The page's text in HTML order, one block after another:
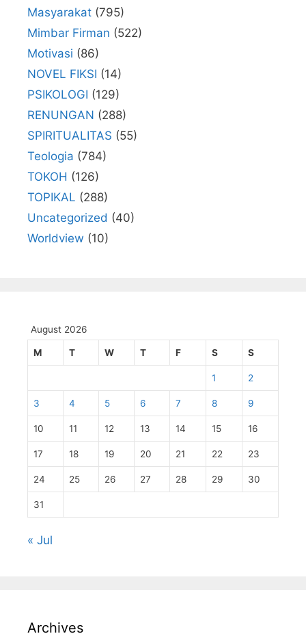
Masyarakat (795)
Mimbar Firman (522)
Motivasi (86)
NOVEL FIKSI (14)
PSIKOLOGI (129)
RENUNGAN (288)
SPIRITUALITAS (55)
Teologia (784)
TOKOH (126)
TOPIKAL (288)
Uncategorized (40)
Worldview (10)
August 2026
M T W T F S S
1 2
3 4 5 6 7 8 9
10 11 12 13 14 15 16
17 18 19 20 21 22 23
24 25 26 27 28 29 30
31
« Jul
Archives